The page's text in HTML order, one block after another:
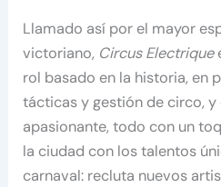
Llamado así por el mayor
victoriano, Circus Electrique
rol basado en la historia, en
tácticas y gestión de circo,
apasionante, todo con un
la ciudad con los talentos
carnaval: recluta nuevos